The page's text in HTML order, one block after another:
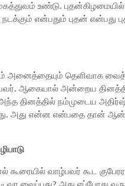
உண்டு. புதன்கிழமையில்
என்பதும் புதன் என்பது
அனைத்தையும் தெளிவாக
ஆகையால் அன்றைய
தினத்தில் நம்முடைய
அது என்ன என்பதை தான்
கூரையில் வாழ்பவர் கூட